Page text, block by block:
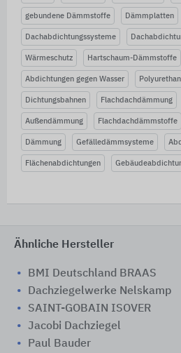
gebundene Dämmstoffe Dämmplatten
Dachabdichtungssysteme
Wärmeschutz Hartschaum-Dämmstoffe
Abdichtungen gegen Wasser
Dichtungsbahnen Flachdachdämmung
Außendämmung Flachdachdämmstoffe
Dämmung Gefälledämmsysteme
Flächenabdichtungen
Ähnliche Hersteller
BMI Deutschland BRAAS
Dachziegelwerke Nelskamp
SAINT-GOBAIN ISOVER
Jacobi Dachziegel
Paul Bauder